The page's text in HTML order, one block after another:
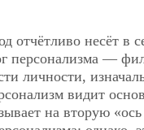
отчётливо несёт в
персонализма —
личности,
видит
на вторую